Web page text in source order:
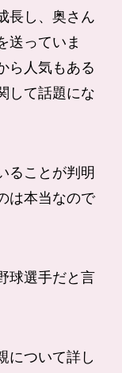
長し、奥さん
送っていま
ら人気もある
して話題にな
ることが判明
は本当なので
球選手だと言
について詳し